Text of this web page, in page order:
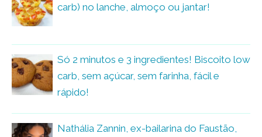
carb) no lanche, almoço ou jantar!
Só 2 minutos e 3 ingredientes! Biscoito low
carb, sem açúcar, sem farinha, fácil e
rápido!
Nathália Zannin, ex-bailarina do Faustão,